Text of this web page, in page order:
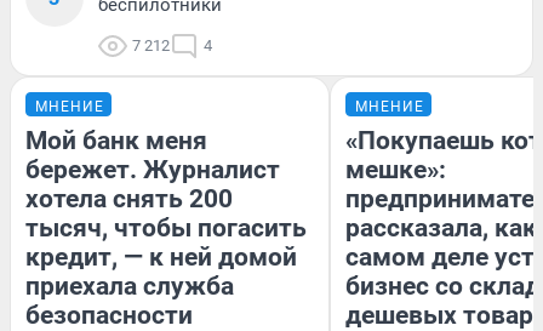
беспилотники
7 212 4
МНЕНИЕ
Мой банк меня
бережет. Журналист
хотела снять 200
тысяч, чтобы погасить
кредит, — к ней домой
приехала служба
безопасности
МНЕНИЕ
«Покупаешь
мешке»:
рассказала, как
самом деле
бизнес со
дешевых